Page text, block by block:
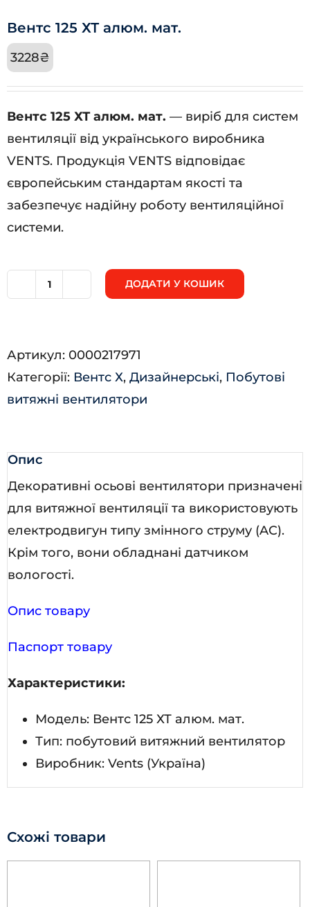
Вентс 125 ХТ алюм. мат.
3228₴
Вентс 125 ХТ алюм. мат. — виріб для систем
вентиляції від українського виробника
VENTS. Продукція VENTS відповідає
європейським стандартам якості та
забезпечує надійну роботу вентиляційної
системи.
алюм.
мат.
кількість
ДОДАТИ У КОШИК
Артикул: 0000217971
Категорії: Вентс Х, Дизайнерські, Побутові
витяжні вентилятори
Опис
Декоративні осьові вентилятори призначені
для витяжної вентиляції та використовують
електродвигун типу змінного струму (AC).
Крім того, вони обладнані датчиком
вологості.
Опис товару
Паспорт товару
Характеристики:
Модель: Вентс 125 ХТ алюм. мат.
Тип: побутовий витяжний вентилятор
Виробник: Vents (Україна)
Схожі товари